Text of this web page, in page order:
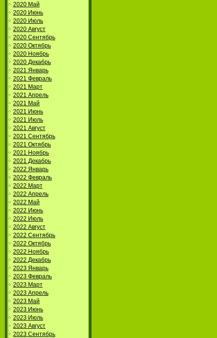
2020 Май
2020 Июнь
2020 Июль
2020 Август
2020 Сентябрь
2020 Октябрь
2020 Ноябрь
2020 Декабрь
2021 Январь
2021 Февраль
2021 Март
2021 Апрель
2021 Май
2021 Июнь
2021 Июль
2021 Август
2021 Сентябрь
2021 Октябрь
2021 Ноябрь
2021 Декабрь
2022 Январь
2022 Февраль
2022 Март
2022 Апрель
2022 Май
2022 Июнь
2022 Июль
2022 Август
2022 Сентябрь
2022 Октябрь
2022 Ноябрь
2022 Декабрь
2023 Январь
2023 Февраль
2023 Март
2023 Апрель
2023 Май
2023 Июнь
2023 Июль
2023 Август
2023 Сентябрь